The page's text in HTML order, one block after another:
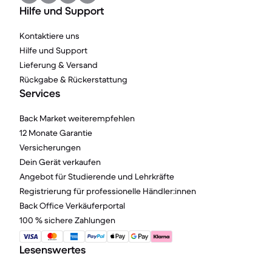
Hilfe und Support
Kontaktiere uns
Hilfe und Support
Lieferung & Versand
Rückgabe & Rückerstattung
Services
Back Market weiterempfehlen
12 Monate Garantie
Versicherungen
Dein Gerät verkaufen
Angebot für Studierende und Lehrkräfte
Registrierung für professionelle Händler:innen
Back Office Verkäuferportal
100 % sichere Zahlungen
Lesenswertes